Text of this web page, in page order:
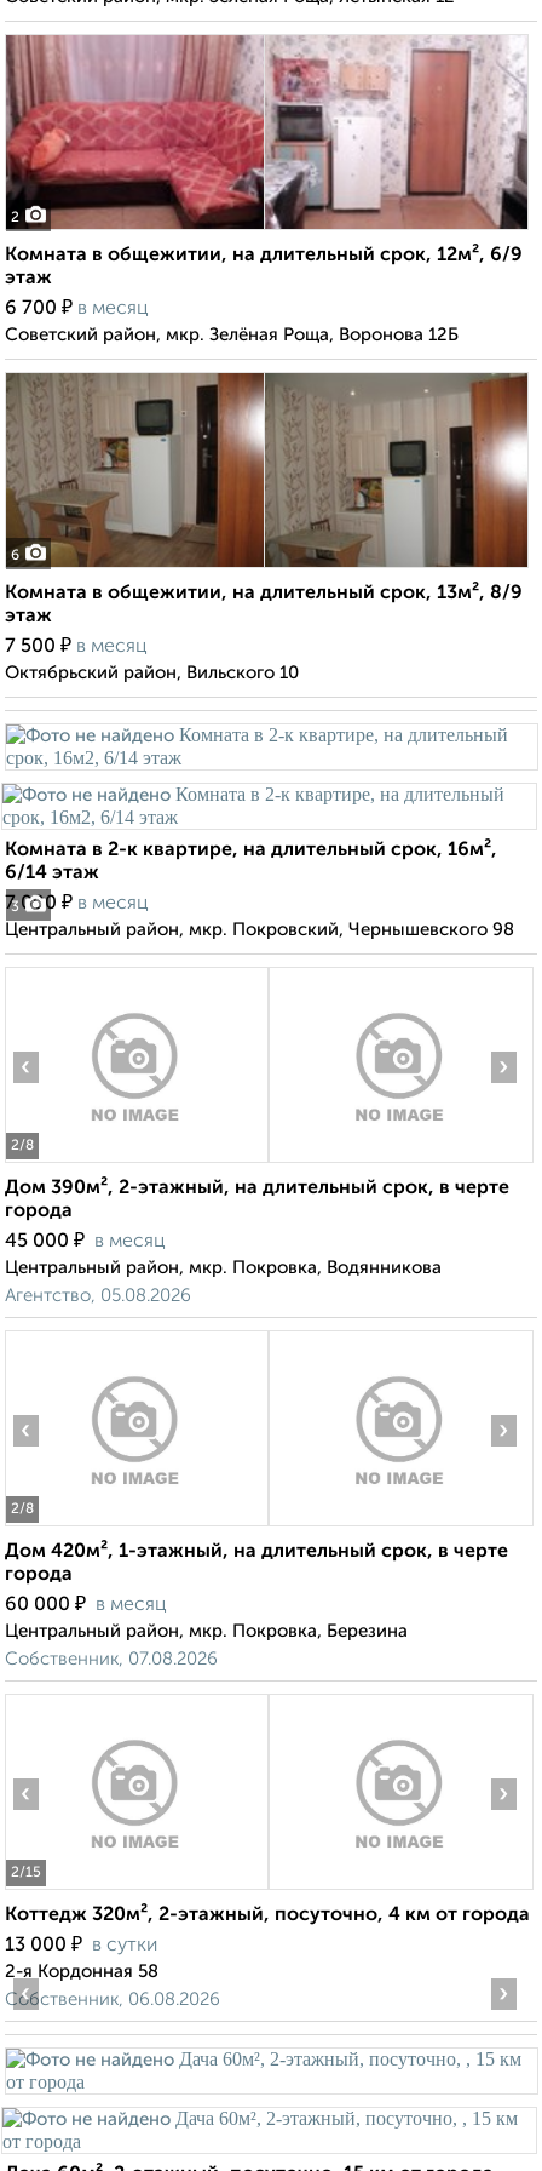
2
Комната в общежитии, на длительный срок, 12м², 6/9
этаж
6 700 ₽ в месяц
Советский район, мкр. Зелёная Роща, Воронова 12Б
6
Комната в общежитии, на длительный срок, 13м², 8/9
этаж
7 500 ₽ в месяц
Октябрьский район, Вильского 10
3
Комната в 2-к квартире, на длительный срок, 16м²,
6/14 этаж
7 000 ₽ в месяц
Центральный район, мкр. Покровский, Чернышевского 98
2/8
‹ ›
Дом 390м², 2-этажный, на длительный срок, в черте
города
45 000 ₽ в месяц
Центральный район, мкр. Покровка, Водянникова
Агентство, 05.08.2026
2/8
‹ ›
Дом 420м², 1-этажный, на длительный срок, в черте
города
60 000 ₽ в месяц
Центральный район, мкр. Покровка, Березина
Собственник, 07.08.2026
2/15
‹ ›
Коттедж 320м², 2-этажный, посуточно, 4 км от города
13 000 ₽ в сутки
2-я Кордонная 58
Собственник, 06.08.2026
‹ ›